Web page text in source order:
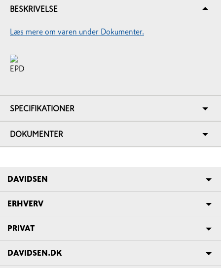
BESKRIVELSE
Læs mere om varen under Dokumenter.
SPECIFIKATIONER
DOKUMENTER
DAVIDSEN
ERHVERV
PRIVAT
DAVIDSEN.DK